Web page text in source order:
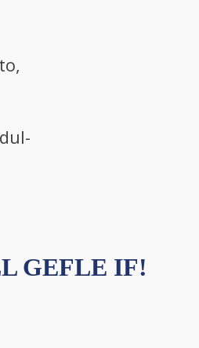
GEFLE IF!